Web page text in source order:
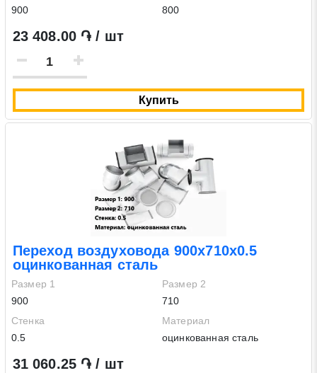
900
800
23 408.00 ֏ / шт
Купить
Переход воздуховода 900х710х0.5
оцинкованная сталь
Размер 1
900
Размер 2
710
Стенка
0.5
Материал
оцинкованная сталь
31 060.25 ֏ / шт